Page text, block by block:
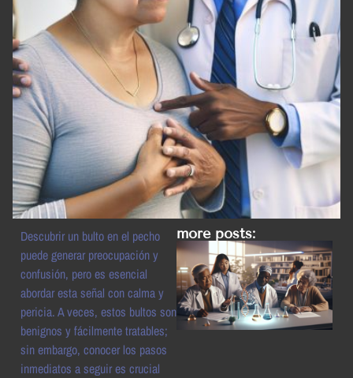
Descubrir un bulto en el pecho
puede generar preocupación y
confusión, pero es esencial
abordar esta señal con calma y
pericia. A veces, estos bultos son
benignos y fácilmente tratables;
sin embargo, conocer los pasos
inmediatos a seguir es crucial
more posts: